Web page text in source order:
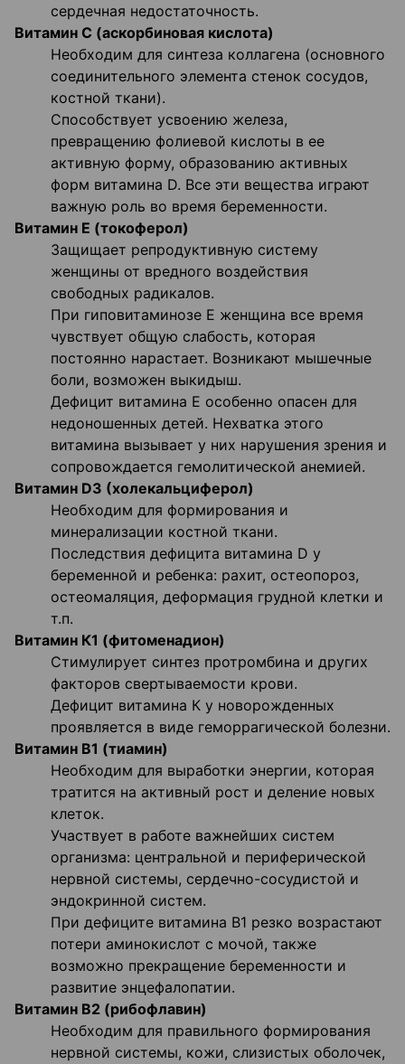
сердечная недостаточность.
Витамин С (аскорбиновая кислота)
Необходим для синтеза коллагена (основного
соединительного элемента стенок сосудов,
костной ткани).
Способствует усвоению железа,
превращению фолиевой кислоты в ее
активную форму, образованию активных
форм витамина D. Все эти вещества играют
важную роль во время беременности.
Витамин Е (токоферол)
Защищает репродуктивную систему
женщины от вредного воздействия
свободных радикалов.
При гиповитаминозе Е женщина все время
чувствует общую слабость, которая
постоянно нарастает. Возникают мышечные
боли, возможен выкидыш.
Дефицит витамина Е особенно опасен для
недоношенных детей. Нехватка этого
витамина вызывает у них нарушения зрения и
сопровождается гемолитической анемией.
Витамин D3 (холекальциферол)
Необходим для формирования и
минерализации костной ткани.
Последствия дефицита витамина D у
беременной и ребенка: рахит, остеопороз,
остеомаляция, деформация грудной клетки и
т.п.
Витамин К1 (фитоменадион)
Стимулирует синтез протромбина и других
факторов свертываемости крови.
Дефицит витамина К у новорожденных
проявляется в виде геморрагической болезни.
Витамин В1 (тиамин)
Необходим для выработки энергии, которая
тратится на активный рост и деление новых
клеток.
Участвует в работе важнейших систем
организма: центральной и периферической
нервной системы, сердечно-сосудистой и
эндокринной систем.
При дефиците витамина В1 резко возрастают
потери аминокислот с мочой, также
возможно прекращение беременности и
развитие энцефалопатии.
Витамин В2 (рибофлавин)
Необходим для правильного формирования
нервной системы, кожи, слизистых оболочек,